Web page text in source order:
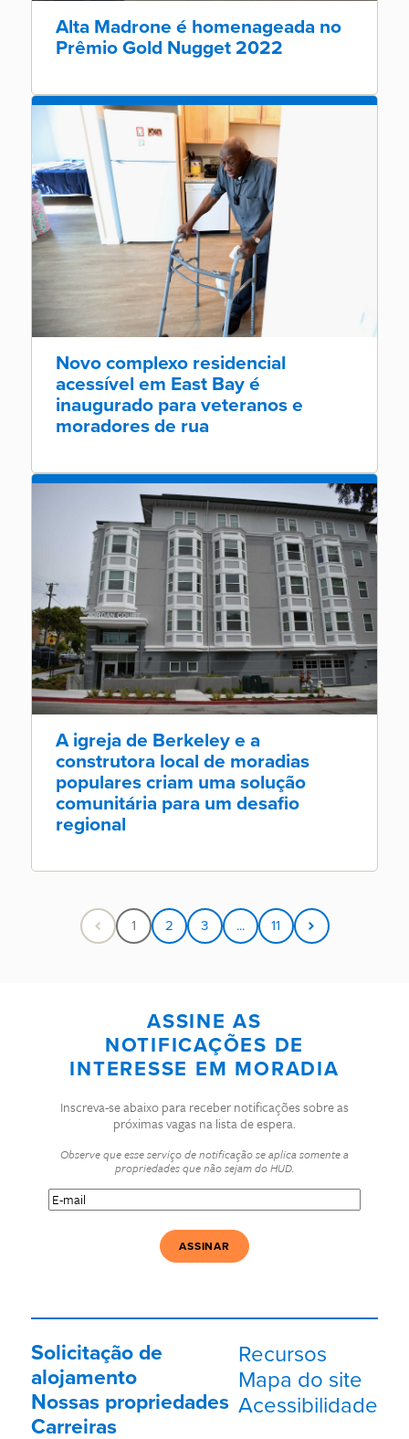
Alta Madrone é homenageada no
Prêmio Gold Nugget 2022
Novo complexo residencial
acessível em East Bay é
inaugurado para veteranos e
moradores de rua
A igreja de Berkeley e a
construtora local de moradias
populares criam uma solução
comunitária para um desafio
regional
1 2 3 ... 11
ASSINE AS
NOTIFICAÇÕES DE
INTERESSE EM MORADIA
Inscreva-se abaixo para receber notificações sobre as
próximas vagas na lista de espera.
Observe que esse serviço de notificação se aplica somente a
propriedades que não sejam do HUD.
E-
mail(Obrigatório)
Solicitação de
alojamento
Nossas propriedades
Carreiras
Recursos
Mapa do site
Acessibilidade